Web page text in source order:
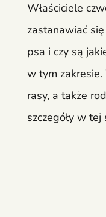
Właściciele
zastanawiać
psa i czy są
w tym
rasy, a także
szczegóły w